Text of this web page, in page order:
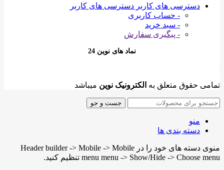
دسترسی های کاربر دسترسی های کاربر
- حساب کاربری
- سبد خرید
- پیگیری سفارش
نماد های نوین 24
تمامی حقوق متعلق به الکترونیک نوین میباشد
جست و جو
منو
دسته بندی ها
منوی دسته های خود را در Header builder -> Mobile -> Mobile
menu menu -> Show/Hide -> Choose menu تنظیم کنید.